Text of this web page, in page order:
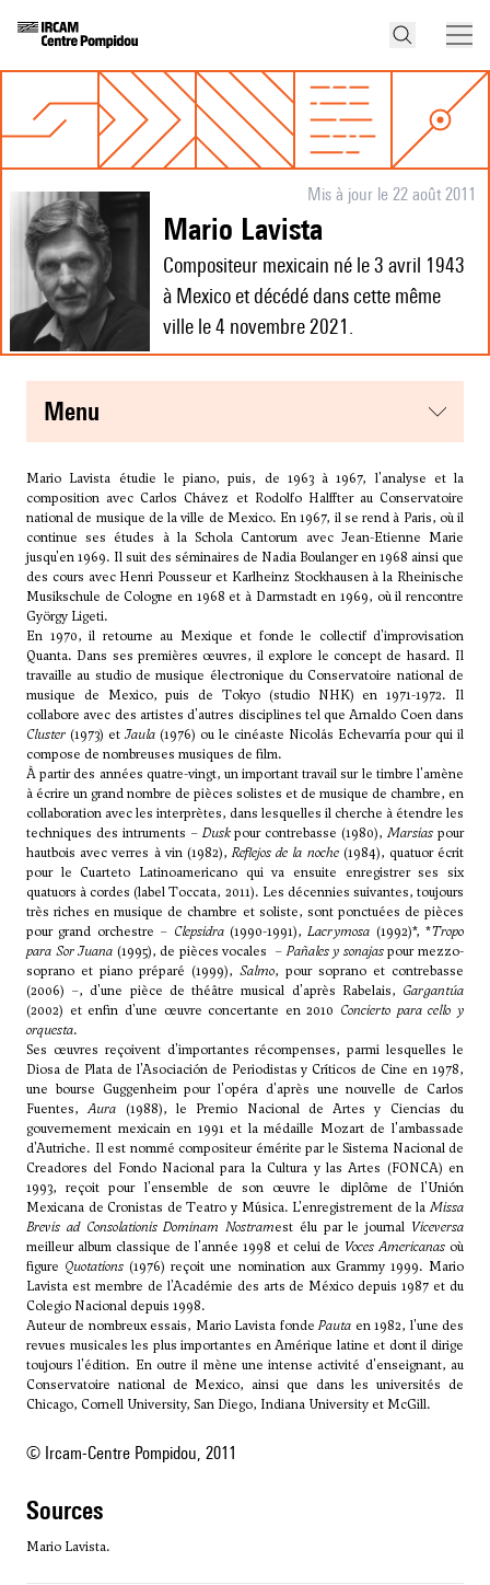
Mis à jour le 22 août 2011
Mario Lavista
Compositeur mexicain né le 3 avril 1943
à Mexico et décédé dans cette même
ville le 4 novembre 2021.
menu
Mario Lavista étudie le piano, puis, de 1963 à 1967, l'analyse et la
composition avecCarlos Chávez et Rodolfo Halffterau Conservatoire
national de musique de la ville de Mexico. En 1967, il se rend à Paris, où il
continue ses études à la Schola Cantorum avec Jean-Etienne Marie
jusqu'en 1969. Il suit des séminaires de Nadia Boulanger en 1968 ainsi que
des cours avec Henri Pousseur et Karlheinz Stockhausen à la Rheinische
Musikschule de Cologne en 1968 et à Darmstadt en 1969, où il rencontre
György Ligeti.
En 1970, il retourne au Mexique et fonde le collectif d'improvisation
Quanta. Dans ses premières œuvres, il explore le concept de hasard. Il
travaille au studio de musique électronique du Conservatoire national de
musique de Mexico, puis de Tokyo (studio NHK) en 1971-1972. Il
collabore avec des artistes d'autres disciplines tel que Arnaldo Coen dans
Cluster (1973) et Jaula (1976) ou le cinéaste Nicolás Echevarría pour qui il
compose de nombreuses musiques de film.
À partir des années quatre-vingt, un important travail sur le timbre l'amène
à écrire un grand nombre de pièces solistes et de musique de chambre, en
collaboration avec les interprètes, dans lesquelles il cherche à étendre les
techniques des intruments – Duskpour contrebasse (1980),Marsias pour
hautbois avec verres à vin (1982), Reflejos de la noche(1984), quatuor écrit
pour le Cuarteto Latinoamericano qui va ensuite enregistrer ses six
quatuors à cordes (label Toccata, 2011). Les décennies suivantes, toujours
très riches en musique de chambre et soliste, sont ponctuées de pièces
pour grand orchestre – Clepsidra(1990-1991),Lacrymosa (1992)*, *Tropo
para Sor Juana (1995), de pièces vocales –Pañales y sonajaspour mezzo-
soprano et piano préparé (1999), Salmo, pour soprano et contrebasse
(2006) –, d'une pièce de théâtre musical d'après Rabelais, Gargantúa
(2002) et enfin d'une œuvre concertante en 2010 Concierto para cello y
orquesta.
Ses œuvres reçoivent d'importantes récompenses, parmi lesquelles le
Diosa de Plata de l'Asociación de Periodistas y Críticos de Cine en 1978,
une bourse Guggenheim pour l'opéra d'après une nouvelle de Carlos
Fuentes,Aura (1988), le Premio Nacional de Artes y Ciencias du
gouvernement mexicain en 1991 et la médaille Mozart de l'ambassade
d'Autriche. Il est nommé compositeur émérite par le Sistema Nacional de
Creadores del Fondo Nacional para la Cultura y las Artes (FONCA) en
1993, reçoit pour l'ensemble de son œuvre le diplôme de l'Unión
Mexicana de Cronistas de Teatro y Música. L'enregistrement de la Missa
Brevis ad Consolationis Dominam Nostramest élu par le journal Viceversa
meilleur album classique de l'année 1998 et celui de Voces Americanasoù
figure Quotations (1976) reçoit une nomination aux Grammy 1999. Mario
Lavista est membre de l'Académie des arts de México depuis 1987 et du
Colegio Nacional depuis 1998.
Auteur de nombreux essais, Mario Lavista fondePauta en 1982, l'une des
revues musicales les plus importantes en Amérique latine et dont il dirige
toujours l'édition. En outre il mène une intense activité d'enseignant, au
Conservatoire national de Mexico, ainsi que dans les universités de
Chicago, Cornell University, San Diego, Indiana University et McGill.
© Ircam-Centre Pompidou, 2011
sources
Mario Lavista.